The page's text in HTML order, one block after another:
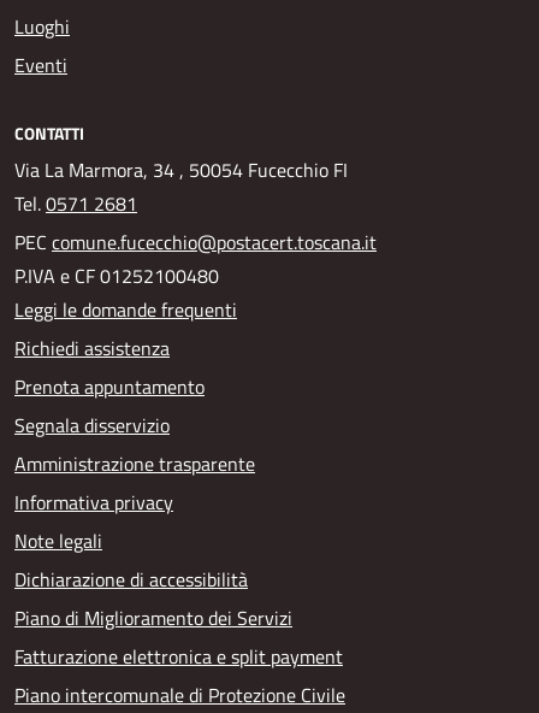
Luoghi
Eventi
CONTATTI
Via La Marmora, 34 , 50054 Fucecchio FI
Tel.0571 2681
PEC comune.fucecchio@postacert.toscana.it
P.IVA e CF 01252100480
Leggi le domande frequenti
Richiedi assistenza
Prenota appuntamento
Segnala disservizio
Amministrazione trasparente
Informativa privacy
Note legali
Dichiarazione di accessibilità
Piano di Miglioramento dei Servizi
Fatturazione elettronica e split payment
Piano intercomunale di Protezione Civile